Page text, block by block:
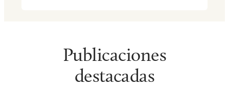
Publicaciones
destacadas